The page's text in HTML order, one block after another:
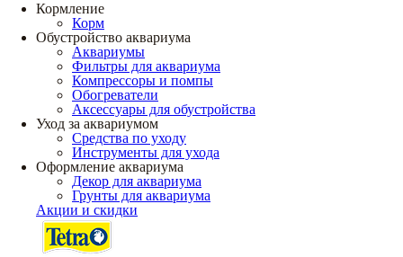
Кормление
Корм
Обустройство аквариума
Аквариумы
Фильтры для аквариума
Компрессоры и помпы
Обогреватели
Аксессуары для обустройства
Уход за аквариумом
Средства по уходу
Инструменты для ухода
Оформление аквариума
Декор для аквариума
Грунты для аквариума
Акции и скидки